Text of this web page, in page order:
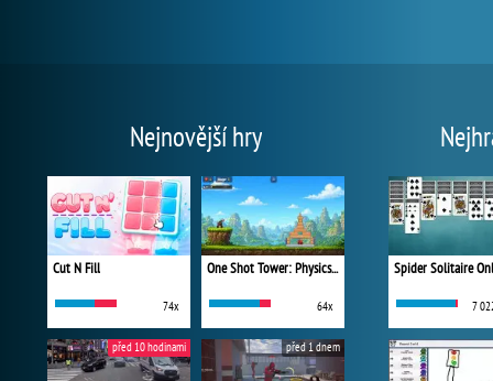
Nejnovější hry
Cut N Fill
74x
One Shot Tower: Physics Destroyer
64x
před 10 hodinami před 1 dnem
Spider Solitaire
7